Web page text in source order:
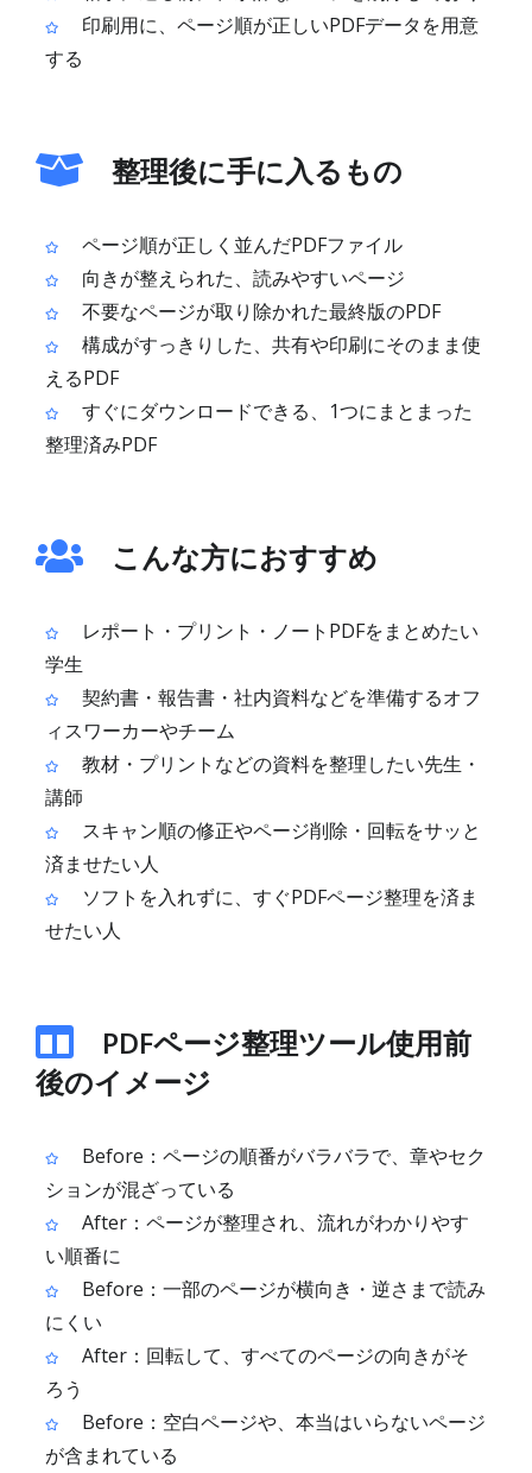
印刷用に、ページ順が正しいPDFデータを用意
する
整理後に手に入るもの
ページ順が正しく並んだPDFファイル
向きが整えられた、読みやすいページ
不要なページが取り除かれた最終版のPDF
構成がすっきりした、共有や印刷にそのまま使
えるPDF
すぐにダウンロードできる、1つにまとまった
整理済みPDF
こんな方におすすめ
レポート・プリント・ノートPDFをまとめたい
学生
契約書・報告書・社内資料などを準備するオフ
ィスワーカーやチーム
教材・プリントなどの資料を整理したい先生・
講師
スキャン順の修正やページ削除・回転をサッと
済ませたい人
ソフトを入れずに、すぐPDFページ整理を済ま
せたい人
PDFページ整理ツール使用前
後のイメージ
Before：ページの順番がバラバラで、章やセク
ションが混ざっている
After：ページが整理され、流れがわかりやす
い順番に
Before：一部のページが横向き・逆さまで読み
にくい
After：回転して、すべてのページの向きがそ
ろう
Before：空白ページや、本当はいらないページ
が含まれている